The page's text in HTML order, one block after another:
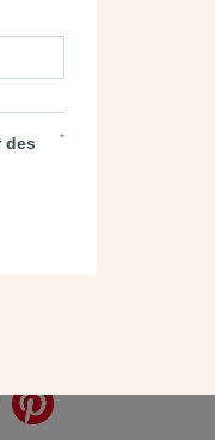
instagram
des
*